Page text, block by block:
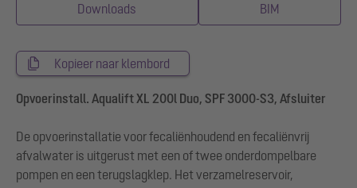
Downloads BIM
Kopieer naar klembord
Opvoerinstall. Aqualift XL 200l Duo, SPF 3000-S3, Afsluiter
De opvoerinstallatie voor fecaliënhoudend en fecaliënvrij
afvalwater is uitgerust met een of twee onderdompelbare
pompen en een terugslagklep. Het verzamelreservoir,